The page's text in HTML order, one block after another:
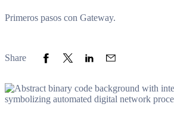
Primeros pasos con Gateway.
Share Share to Facebook
Share to Twitter
Share to LinkedIn
Share to Email